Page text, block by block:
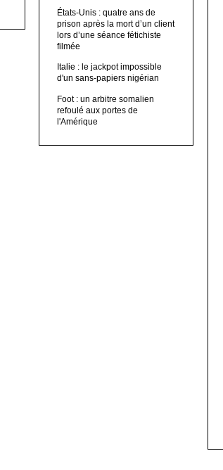
États-Unis : quatre ans de
prison après la mort d’un client
lors d’une séance fétichiste
filmée
Italie : le jackpot impossible
d'un sans-papiers nigérian
Foot : un arbitre somalien
refoulé aux portes de
l'Amérique